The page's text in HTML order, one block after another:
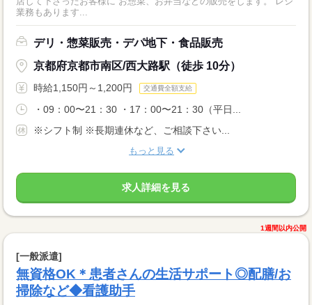
業務もあります...
デリ・惣菜販売・デパ地下・食品販売
京都府京都市南区/西大路駅（徒歩 10分）
時給1,150円～1,200円 交通費全額支給
・09：00〜21：30 ・17：00〜21：30（平日...
※シフト制 ※長期連休など、ご相談下さい...
もっと見る
求人詳細を見る
1週間以内公開
[一般派遣]
無資格OK＊患者さんの生活サポート◎配膳/お
掃除など◆看護助手